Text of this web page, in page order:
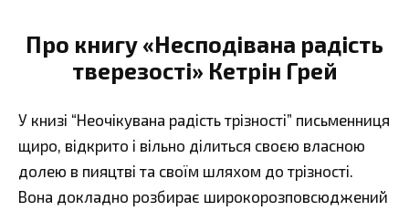
Про книгу «Несподівана радість
тверезості» Кетрін Грей
У книзі “Неочікувана радість трізності” письменниця
щиро, відкрито і вільно ділиться своєю власною
долею в пияцтві та своїм шляхом до трізності.
Вона докладно розбирає широкорозповсюджений